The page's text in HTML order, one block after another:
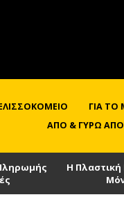
ΓΙΑ ΤΟ
ΑΠΌ & ΓΎΡΩ
Η Πλαστική